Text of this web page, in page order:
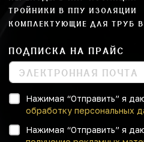
ТРОЙНИКИ В ППУ ИЗОЛЯЦИИ
КОМПЛЕКТУЮЩИЕ ДЛЯ ТРУБ
ПОДПИСКА НА ПРАЙС
Нажимая “Отправить” я
обработку персональных
Нажимая “Отправить” я